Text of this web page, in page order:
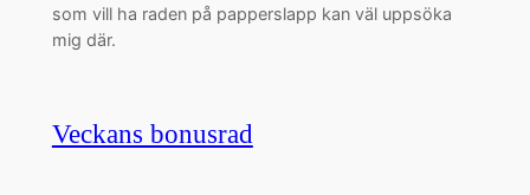
som vill ha raden på papperslapp kan väl uppsöka
mig där.
Veckans bonusrad